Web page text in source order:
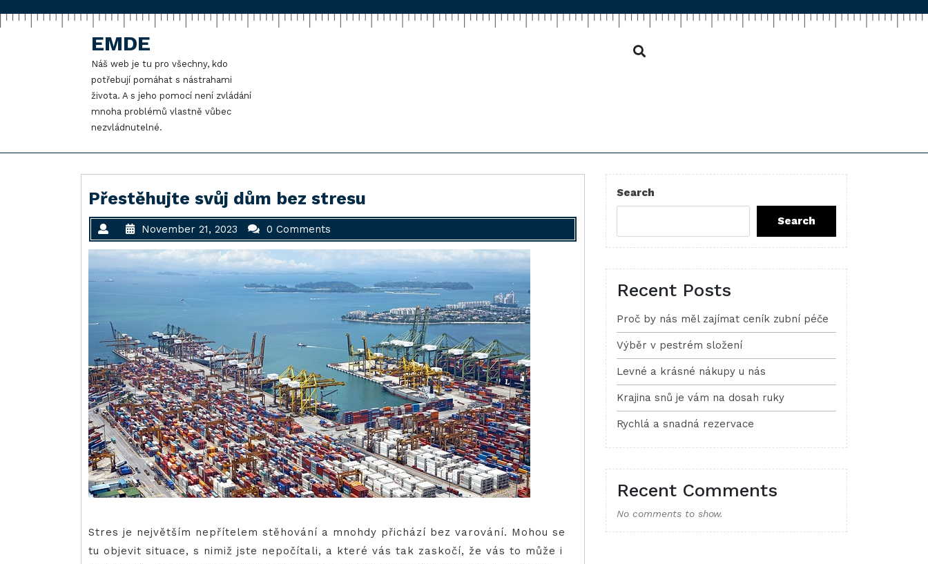
to
EMDE
Náš web je tu pro všechny, kdo
potřebují pomáhat s nástrahami
života. A s jeho pomocí není zvládání
mnoha problémů vlastně vůbec
nezvládnutelné.
Přestěhujte svůj dům bez stresu
November 21, 2023 0 Comments
Stres je největším nepřítelem stěhování a mnohdy přichází bez varování. Mohou se
tu objevit situace, s nimiž jste nepočítali, a které vás tak zaskočí, že vás to může i
Search
Search
Recent Posts
Proč by nás měl zajímat ceník zubní péče
Výběr v pestrém složení
Levné a krásné nákupy u nás
Krajina snů je vám na dosah ruky
Rychlá a snadná rezervace
Recent Comments
No comments to show.